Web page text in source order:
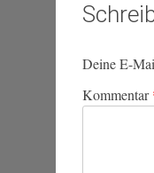
Deine E-
Kommentar